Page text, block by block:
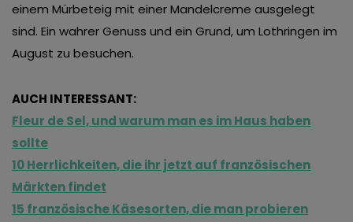
einem Mürbeteig mit einer Mandelcreme ausgelegt
sind. Ein wahrer Genuss und ein Grund, um Lothringen im
August zu besuchen.
AUCH INTERESSANT:
Fleur de Sel, und warum man es im Haus haben
sollte
10 Herrlichkeiten, die ihr jetzt auf französischen
Märkten findet
15 französische Käsesorten, die man probieren